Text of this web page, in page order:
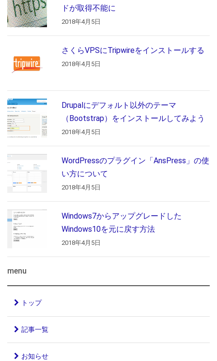
ドが取得不能に
2018年4月5日
さくらVPSにTripwireをインストールする
2018年4月5日
Drupalにデフォルト以外のテーマ
（Bootstrap）をインストールしてみよう
2018年4月5日
WordPressのプラグイン「AnsPress」の使
い方について
2018年4月5日
Windows7からアップグレードした
Windows10を元に戻す方法
2018年4月5日
menu
トップ
記事一覧
お知らせ